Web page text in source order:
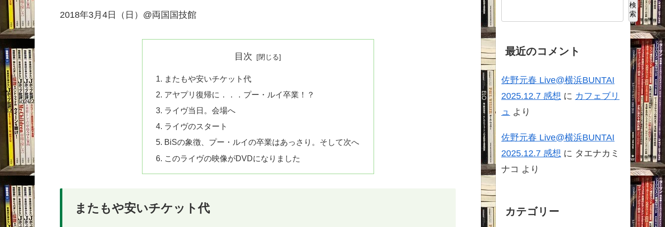
2018年3月4日（日）@両国国技館
目次
またもや安いチケット代
アヤプリ復帰に．．．プー・ルイ卒業！？
ライヴ当日。会場へ
ライヴのスタート
BiSの象徴、プー・ルイの卒業はあっさり。そして次へ
このライヴの映像がDVDになりました
またもや安いチケット代
検
索
最近のコメント
佐野元春 Live@横浜BUNTAI
2025.12.7 感想 に カフェブリ
ュ より
佐野元春 Live@横浜BUNTAI
2025.12.7 感想 に タエナカミ
ナコ より
カテゴリー